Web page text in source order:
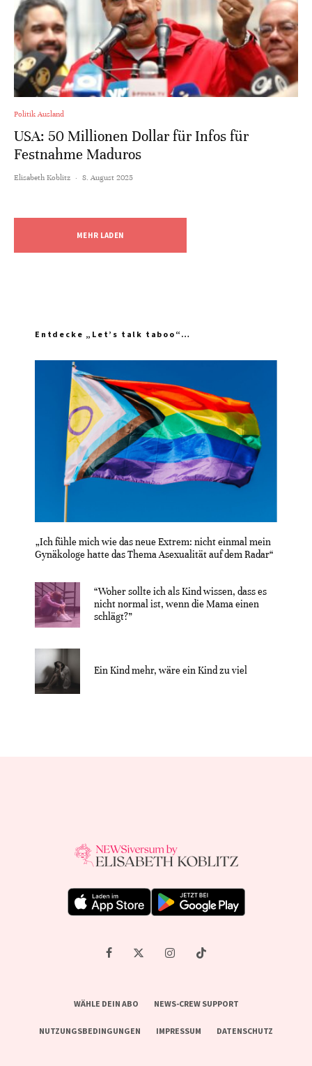
Politik Ausland
USA: 50 Millionen Dollar für Infos für
Festnahme Maduros
Elisabeth Koblitz · 8. August 2025
MEHR LADEN
Entdecke „Let’s talk taboo“…
„Ich fühle mich wie das neue Extrem: nicht einmal mein
Gynäkologe hatte das Thema Asexualität auf dem Radar“
“Woher sollte ich als Kind wissen, dass es
nicht normal ist, wenn die Mama einen
schlägt?”
Ein Kind mehr, wäre ein Kind zu viel
WÄHLE DEIN ABO NEWS-CREW SUPPORT
NUTZUNGSBEDINGUNGEN IMPRESSUM DATENSCHUTZ